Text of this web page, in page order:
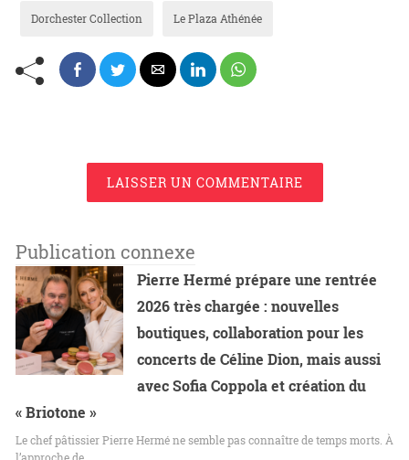
Dorchester Collection Le Plaza Athénée
LAISSER UN COMMENTAIRE
Publication connexe
Pierre Hermé prépare une rentrée
2026 très chargée : nouvelles
boutiques, collaboration pour les
concerts de Céline Dion, mais aussi
avec Sofia Coppola et création du
« Briotone »
Le chef pâtissier Pierre Hermé ne semble pas connaître de temps morts. À